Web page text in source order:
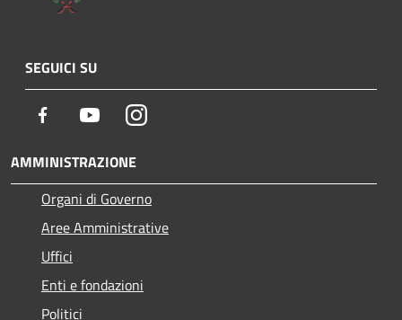
SEGUICI SU
Facebook YoutubeInstagram
AMMINISTRAZIONE
Organi di Governo
Aree Amministrative
Uffici
Enti e fondazioni
Politici